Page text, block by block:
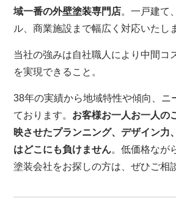
域一番の外壁塗装専門店。一戸建て
ル、商業施設まで幅広く対応いたし
当社の強みは自社職人により中間コ
を実現できること。
38年の実績から地域特性や傾向、ニ
ております。 お客様お一人お一人の
映させたプランニング、デザイン力
はどこにも負けません。低価格なが
塗装会社をお探しの方は、ぜひご相